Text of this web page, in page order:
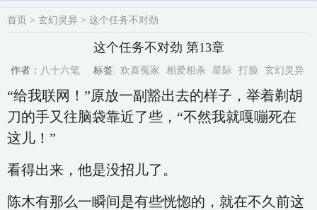
首页 > 玄幻灵异 > 这个任务不对劲
这个任务不对劲 第13章
作者： 八十六笔 标签: 欢喜冤家 相爱相杀 星际 打脸 玄幻灵异
“给我联网！”原放一副豁出去的样子，举着剃胡
刀的手又往脑袋靠近了些，“不然我就嘎嘣死在
这儿！”
看得出来，他是没招儿了。
陈木有那么一瞬间是有些恍惚的，就在不久前这